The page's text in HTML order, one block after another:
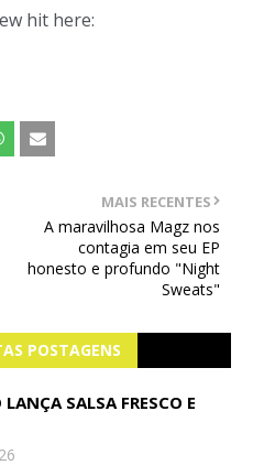
hit here:
MAIS RECENTES
A maravilhosa Magz nos
contagia em seu EP
honesto e profundo "Night
Sweats"
POSTAGENS
SALSA FRESCO E